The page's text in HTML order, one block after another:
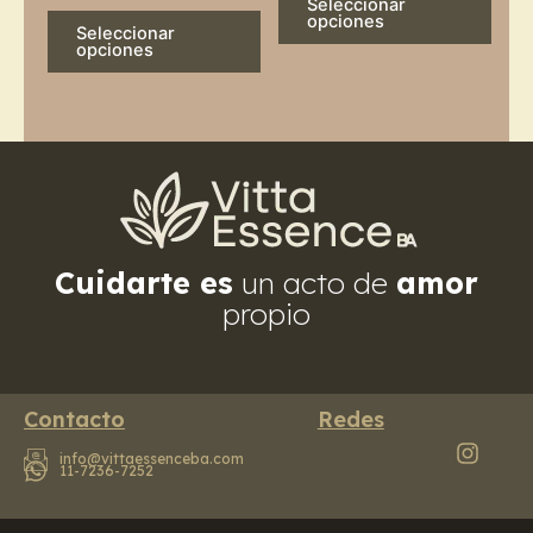
Seleccionar
opciones
product
page
Seleccionar
opciones
page
Cuidarte es un acto de amor
propio
Contacto
info@vittaessenceba.com
11-7236-7252
Redes